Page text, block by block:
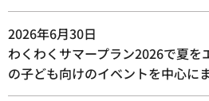
2026年6月30日
わくわくサマープラン2026で夏を
の子ども向けのイベントを中心に